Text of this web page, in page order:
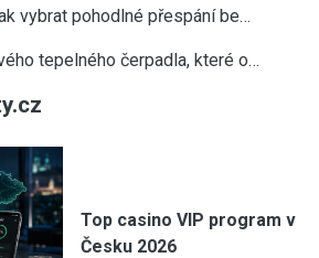
vybrat pohodlné přespání be…
tepelného čerpadla, které o…
Top casino VIP program v
Česku 2026